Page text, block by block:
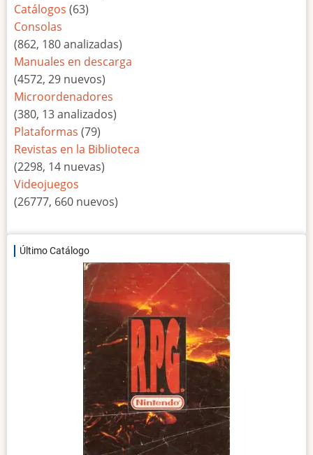
Catálogos (63)
Consolas
(862, 180 analizadas)
Manuales en descarga
(4572, 29 nuevos)
Microordenadores
(380, 13 analizados)
Plataformas (79)
Revistas en la Biblioteca
(2298, 14 nuevas)
Videojuegos
(26777, 660 nuevos)
Último Catálogo